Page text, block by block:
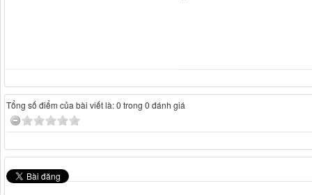
Tổng số điểm của bài viết là: 0 trong 0 đánh giá